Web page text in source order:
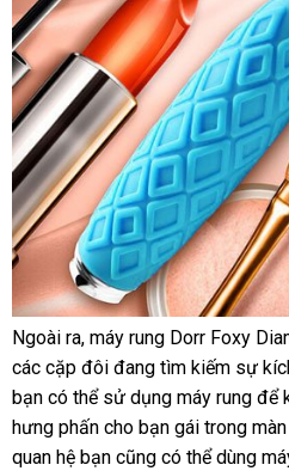
cơ
rung
mạnh
mẽ
7
chế
độ
khác
nhau.
Máy
rung
mini
kim
cương
Ngoài raăn
trộm
, máy rung Dorr Foxy
các cặp đôi đang tìm kiếm sự
bạn đấu
giá
có thể sử dụng máy rung để
hưng phấn cho bạn gái trong
quan hệ bạn báo
cũng thanh
có thể dùng